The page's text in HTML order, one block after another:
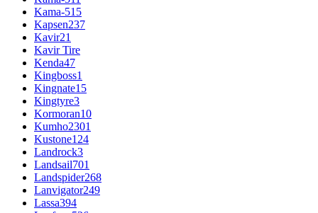
Kama-515
Kapsen237
Kavir21
Kavir Tire
Kenda47
Kingboss1
Kingnate15
Kingtyre3
Kormoran10
Kumho2301
Kustone124
Landrock3
Landsail701
Landspider268
Lanvigator249
Lassa394